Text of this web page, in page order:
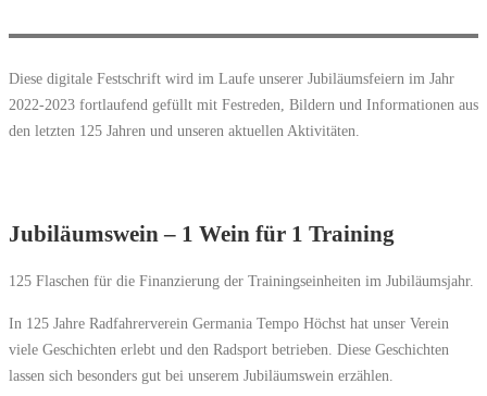
Diese digitale Festschrift wird im Laufe unserer Jubiläumsfeiern im Jahr
2022-2023 fortlaufend gefüllt mit Festreden, Bildern und Informationen aus
den letzten 125 Jahren und unseren aktuellen Aktivitäten.
Jubiläumswein – 1 Wein für 1 Training
125 Flaschen für die Finanzierung der Trainingseinheiten im Jubiläumsjahr.
In 125 Jahre Radfahrerverein Germania Tempo Höchst hat unser Verein
viele Geschichten erlebt und den Radsport betrieben. Diese Geschichten
lassen sich besonders gut bei unserem Jubiläumswein erzählen.